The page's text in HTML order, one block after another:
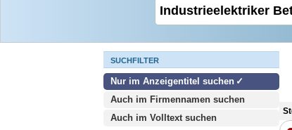
SUCHFILTER
Nur im Anzeigentitel suchen
Auch im Firmennamen suchen
Auch im Volltext suchen